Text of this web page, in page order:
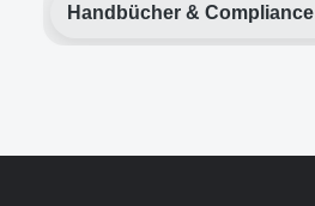
Handbücher & Compliance